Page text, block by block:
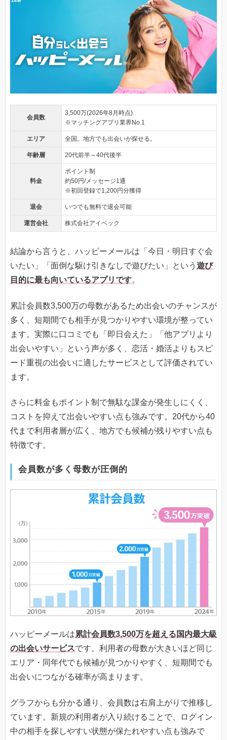
会員数
3,500万(2026年8月時点)
※マッチングアプリ業界No.1
エリア 全国。地方でも出会いが探せる。
年齢層 20代前半～40代後半
料金
ポイント制
約50円/メッセージ1通
※初回登録で1,200円分獲得
退会 いつでも無料で退会可能
運営会社 株式会社アイベック
結論から言うと、ハッピーメールは「今日・明日すぐ会
いたい」「面倒な駆け引きなしで遊びたい」という 遊び
目的に最も向いているアプリです。
累計会員数3,500万の母数があるため出会いのチャンスが
多く、短期間でも相手が見つかりやすい環境が整ってい
ます。実際に口コミでも「即日会えた」「他アプリより
出会いやすい」という声が多く、恋活・婚活よりもスピ
ード重視の出会いに適したサービスとして評価されてい
ます。
さらに料金もポイント制で無駄な課金が発生しにくく、
コストを抑えて出会いやすい点も強みです。20代から40
代まで利用者層が広く、地方でも候補が残りやすい点も
特徴です。
会員数が多く母数が圧倒的
ハッピーメールは累計会員数3,500万を超える国内最大級
の出会いサービスです。利用者の母数が大きいほど同じ
エリア・同年代でも候補が見つかりやすく、短期間でも
出会いにつながる確率が高まります。
グラフからも分かる通り、会員数は右肩上がりで推移し
ています。新規の利用者が入り続けることで、ログイン
中の相手を探しやすい状態が保たれやすい点も強みで